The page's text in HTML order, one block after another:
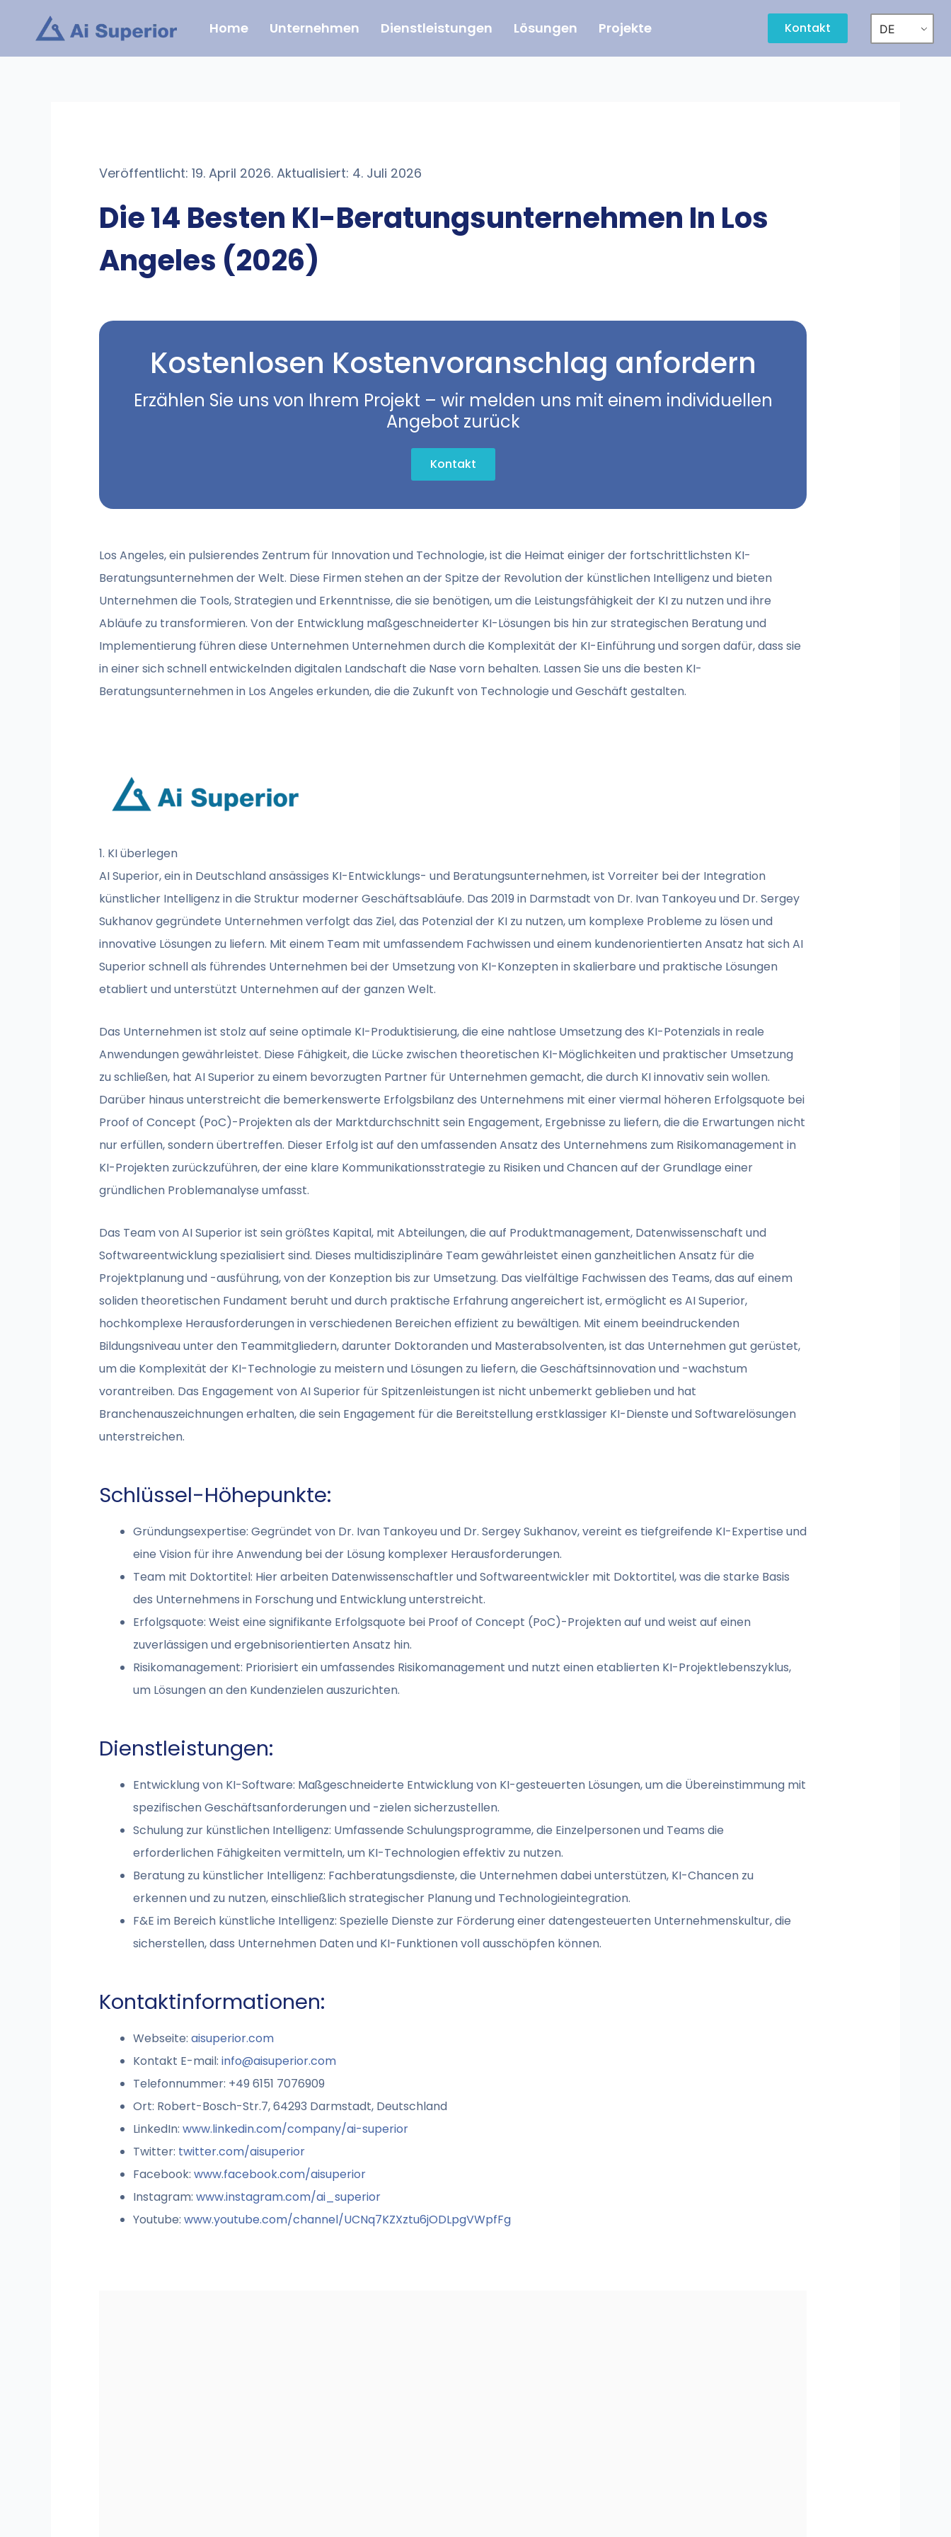
springen
Home Unternehmen Dienstleistungen Lösungen Projekte Kontakt DE
Veröffentlicht: 19. April 2026. Aktualisiert: 4. Juli 2026
Die 14 Besten KI-Beratungsunternehmen In Los
Angeles (2026)
Kostenlosen Kostenvoranschlag anfordern
Erzählen Sie uns von Ihrem Projekt – wir melden uns mit einem individuellen
Angebot zurück
Kontakt
Los Angeles, ein pulsierendes Zentrum für Innovation und Technologie, ist die Heimat einiger der fortschrittlichsten KI-
Beratungsunternehmen der Welt. Diese Firmen stehen an der Spitze der Revolution der künstlichen Intelligenz und bieten
Unternehmen die Tools, Strategien und Erkenntnisse, die sie benötigen, um die Leistungsfähigkeit der KI zu nutzen und ihre
Abläufe zu transformieren. Von der Entwicklung maßgeschneiderter KI-Lösungen bis hin zur strategischen Beratung und
Implementierung führen diese Unternehmen Unternehmen durch die Komplexität der KI-Einführung und sorgen dafür, dass sie
in einer sich schnell entwickelnden digitalen Landschaft die Nase vorn behalten. Lassen Sie uns die besten KI-
Beratungsunternehmen in Los Angeles erkunden, die die Zukunft von Technologie und Geschäft gestalten.
1. KI überlegen
AI Superior, ein in Deutschland ansässiges KI-Entwicklungs- und Beratungsunternehmen, ist Vorreiter bei der Integration
künstlicher Intelligenz in die Struktur moderner Geschäftsabläufe. Das 2019 in Darmstadt von Dr. Ivan Tankoyeu und Dr. Sergey
Sukhanov gegründete Unternehmen verfolgt das Ziel, das Potenzial der KI zu nutzen, um komplexe Probleme zu lösen und
innovative Lösungen zu liefern. Mit einem Team mit umfassendem Fachwissen und einem kundenorientierten Ansatz hat sich AI
Superior schnell als führendes Unternehmen bei der Umsetzung von KI-Konzepten in skalierbare und praktische Lösungen
etabliert und unterstützt Unternehmen auf der ganzen Welt.
Das Unternehmen ist stolz auf seine optimale KI-Produktisierung, die eine nahtlose Umsetzung des KI-Potenzials in reale
Anwendungen gewährleistet. Diese Fähigkeit, die Lücke zwischen theoretischen KI-Möglichkeiten und praktischer Umsetzung
zu schließen, hat AI Superior zu einem bevorzugten Partner für Unternehmen gemacht, die durch KI innovativ sein wollen.
Darüber hinaus unterstreicht die bemerkenswerte Erfolgsbilanz des Unternehmens mit einer viermal höheren Erfolgsquote bei
Proof of Concept (PoC)-Projekten als der Marktdurchschnitt sein Engagement, Ergebnisse zu liefern, die die Erwartungen nicht
nur erfüllen, sondern übertreffen. Dieser Erfolg ist auf den umfassenden Ansatz des Unternehmens zum Risikomanagement in
KI-Projekten zurückzuführen, der eine klare Kommunikationsstrategie zu Risiken und Chancen auf der Grundlage einer
gründlichen Problemanalyse umfasst.
Das Team von AI Superior ist sein größtes Kapital, mit Abteilungen, die auf Produktmanagement, Datenwissenschaft und
Softwareentwicklung spezialisiert sind. Dieses multidisziplinäre Team gewährleistet einen ganzheitlichen Ansatz für die
Projektplanung und -ausführung, von der Konzeption bis zur Umsetzung. Das vielfältige Fachwissen des Teams, das auf einem
soliden theoretischen Fundament beruht und durch praktische Erfahrung angereichert ist, ermöglicht es AI Superior,
hochkomplexe Herausforderungen in verschiedenen Bereichen effizient zu bewältigen. Mit einem beeindruckenden
Bildungsniveau unter den Teammitgliedern, darunter Doktoranden und Masterabsolventen, ist das Unternehmen gut gerüstet,
um die Komplexität der KI-Technologie zu meistern und Lösungen zu liefern, die Geschäftsinnovation und -wachstum
vorantreiben. Das Engagement von AI Superior für Spitzenleistungen ist nicht unbemerkt geblieben und hat
Branchenauszeichnungen erhalten, die sein Engagement für die Bereitstellung erstklassiger KI-Dienste und Softwarelösungen
unterstreichen.
Schlüssel-Höhepunkte:
Gründungsexpertise: Gegründet von Dr. Ivan Tankoyeu und Dr. Sergey Sukhanov, vereint es tiefgreifende KI-Expertise und
eine Vision für ihre Anwendung bei der Lösung komplexer Herausforderungen.
Team mit Doktortitel: Hier arbeiten Datenwissenschaftler und Softwareentwickler mit Doktortitel, was die starke Basis
des Unternehmens in Forschung und Entwicklung unterstreicht.
Erfolgsquote: Weist eine signifikante Erfolgsquote bei Proof of Concept (PoC)-Projekten auf und weist auf einen
zuverlässigen und ergebnisorientierten Ansatz hin.
Risikomanagement: Priorisiert ein umfassendes Risikomanagement und nutzt einen etablierten KI-Projektlebenszyklus,
um Lösungen an den Kundenzielen auszurichten.
Dienstleistungen:
Entwicklung von KI-Software: Maßgeschneiderte Entwicklung von KI-gesteuerten Lösungen, um die Übereinstimmung mit
spezifischen Geschäftsanforderungen und -zielen sicherzustellen.
Schulung zur künstlichen Intelligenz: Umfassende Schulungsprogramme, die Einzelpersonen und Teams die
erforderlichen Fähigkeiten vermitteln, um KI-Technologien effektiv zu nutzen.
Beratung zu künstlicher Intelligenz: Fachberatungsdienste, die Unternehmen dabei unterstützen, KI-Chancen zu
erkennen und zu nutzen, einschließlich strategischer Planung und Technologieintegration.
F&E im Bereich künstliche Intelligenz: Spezielle Dienste zur Förderung einer datengesteuerten Unternehmenskultur, die
sicherstellen, dass Unternehmen Daten und KI-Funktionen voll ausschöpfen können.
Kontaktinformationen:
Webseite: aisuperior.com
Kontakt E-mail: info@aisuperior.com
Telefonnummer: +49 6151 7076909
Ort: Robert-Bosch-Str.7, 64293 Darmstadt, Deutschland
LinkedIn: www.linkedin.com/company/ai-superior
Twitter: twitter.com/aisuperior
Facebook: www.facebook.com/aisuperior
Instagram: www.instagram.com/ai_superior
Youtube: www.youtube.com/channel/UCNq7KZXztu6jODLpgVWpfFg